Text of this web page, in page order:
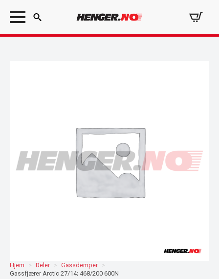
Search
Hjem Deler
Gassdemper
Gassfjærer Arctic 27/14; 468/200 600N